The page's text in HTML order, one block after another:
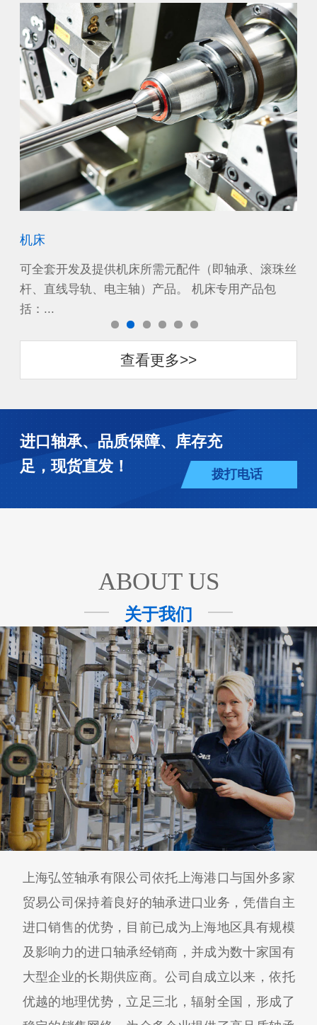
机床
可全套开发及提供机床所需元配件（即轴承、滚珠丝
杆、直线导轨、电主轴）产品。 机床专用产品包
括：...
查看更多>>
进口轴承、品质保障、库存充
足，现货直发！
拨打电话
ABOUT US
关于我们
上海弘笠轴承有限公司依托上海港口与国外多家
贸易公司保持着良好的轴承进口业务，凭借自主
进口销售的优势，目前已成为上海地区具有规模
及影响力的进口轴承经销商，并成为数十家国有
大型企业的长期供应商。公司自成立以来，依托
优越的地理优势，立足三北，辐射全国，形成了